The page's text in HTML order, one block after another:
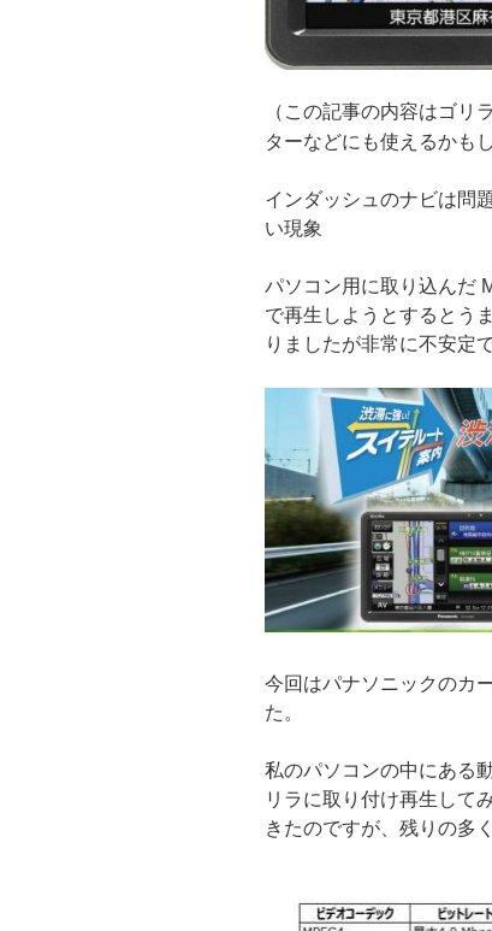
（この記事の内容はゴリ
ターなどにも使えるかも
インダッシュのナビは問
い現象
パソコン用に取り込んだ
で再生しようとするとう
りましたが非常に不安定
今回はパナソニックのカ
た。
私のパソコンの中にある
リラに取り付け再生して
きたのですが、残りの多